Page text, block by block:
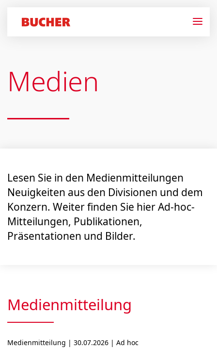
Medien
Lesen Sie in den Medien­mitteilungen
Neuigkeiten aus den Divisionen und dem
Konzern. Weiter finden Sie hier Ad-hoc-
Mitteilungen, Publikationen,
Präsentationen und Bilder.
Medienmitteilung
Medienmitteilung | 30.07.2026 | Ad hoc